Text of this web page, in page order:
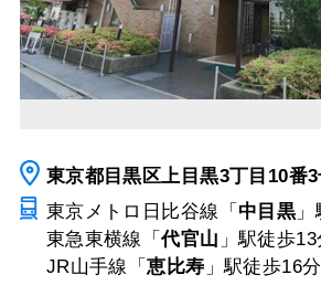
東京都目黒区上目黒3丁目10番3
東京メトロ日比谷線「 中目黒
東急東横線「代官山 」駅徒歩13
JR山手線「恵比寿 」駅徒歩16分